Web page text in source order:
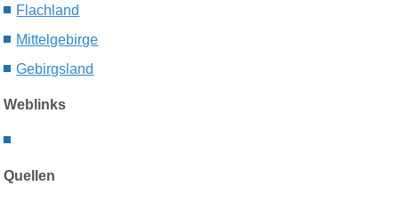
Flachland
Mittelgebirge
Gebirgsland
Weblinks
Quellen